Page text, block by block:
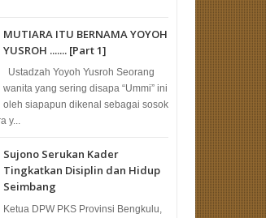
MUTIARA ITU BERNAMA YOYOH
YUSROH ....... [Part 1]
Ustadzah Yoyoh Yusroh Seorang
wanita yang sering disapa “Ummi” ini
oleh siapapun dikenal sebagai sosok
y...
Sujono Serukan Kader
Tingkatkan Disiplin dan Hidup
Seimbang
Ketua DPW PKS Provinsi Bengkulu,